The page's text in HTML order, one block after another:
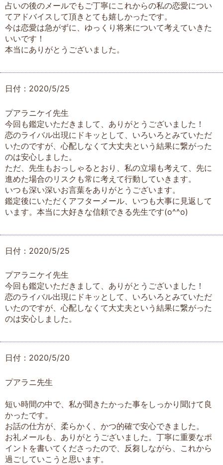
占いの後のメールでもご丁寧にこれからの私の恋愛につい
てアドバイスして頂きとても嬉しかったです。
今は恋愛は急がずに、ゆっくり将来について考えていきた
いいです！
本当にありがとうございました。
日付：2020/5/25
プアラニケイ先生
今回も鑑定いただきまして、ありがとうございました！
恋のライバル出現にドキッとして、いろいろとみていただ
いたのですが、心配しなくて大丈夫という結果に繋がった
のは安心しました。
ただ、先生もおっしゃるとおり、私の立場も考えて、先に
進めた場合のリスクも常に考えて行動していきます。
いつも深い深いお言葉をありがとうございます。
鑑定後にいただくアフターメール、いつも大事に見返して
います。本当に大好きな信頼できる先生です(o^^o)
日付：2020/5/25
プアラニケイ先生
今回も鑑定いただきまして、ありがとうございました！
恋のライバル出現にドキッとして、いろいろとみていただ
いたのですが、心配しなくて大丈夫という結果に繋がった
のは安心しました。
日付：2020/5/20
プアラニ先生
短い時間の中で、私が聞きたかった事をしっかり聞けて良
かったです。
お話の仕方が、柔らかく、かつ的確で安心できました。
お礼メールも、ありがとうございました。丁寧に重要なポ
イントを書いてくださったので、反芻しながら、これから
過ごしていこうと思います。